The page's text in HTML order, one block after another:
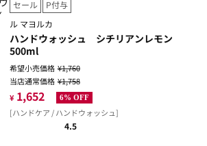
セール
P付与
ル マヨルカ
ハンドウォッシュ シチリアンレモン
500ml
希望小売価格¥1,760
当店通常価格¥1,758
¥ 1,652 6% OFF
[ハンドケア / ハンドウォッシュ]
4.5